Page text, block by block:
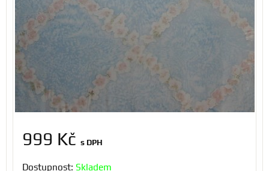
999 Kč s DPH
Dostupnost: Skladem